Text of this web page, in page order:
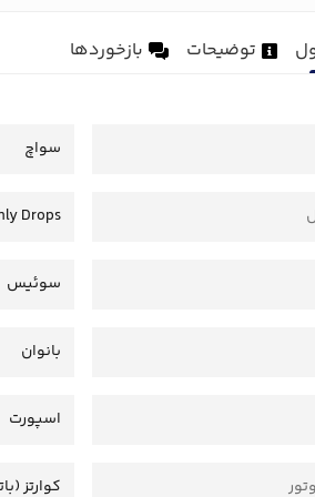
توضیحات بازخوردها
سواچ
Drops
سوئیس
بانوان
اسپورت
کوارتز